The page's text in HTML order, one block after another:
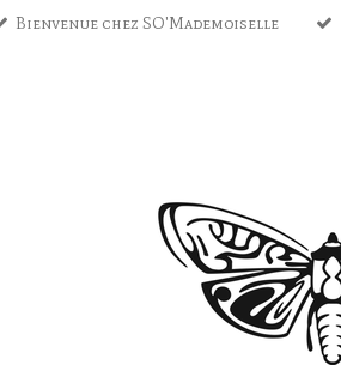
Bienvenue chez SO'Mademoiselle